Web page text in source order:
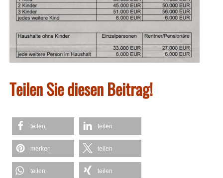
Teilen Sie diesen Beitrag!
teilen teilen
merken teilen
teilen teilen